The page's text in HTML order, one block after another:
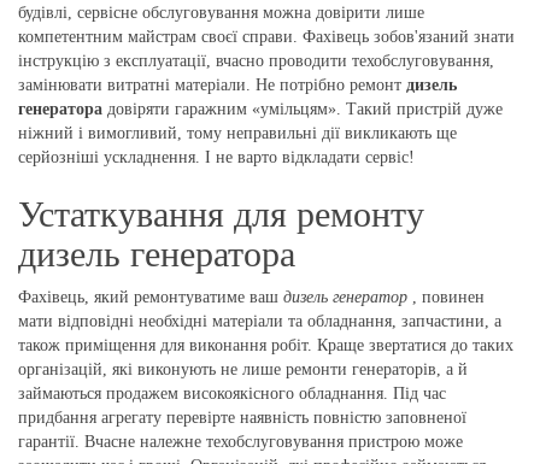
будівлі, сервісне обслуговування можна довірити лише
компетентним майстрам своєї справи. Фахівець зобов'язаний знати
інструкцію з експлуатації, вчасно проводити техобслуговування,
замінювати витратні матеріали. Не потрібно ремонт дизель
генератора довіряти гаражним «умільцям». Такий пристрій дуже
ніжний і вимогливий, тому неправильні дії викликають ще
серйозніші ускладнення. І не варто відкладати сервіс!
Устаткування для ремонту
дизель генератора
Фахівець, який ремонтуватиме ваш дизель генератор , повинен
мати відповідні необхідні матеріали та обладнання, запчастини, а
також приміщення для виконання робіт. Краще звертатися до таких
організацій, які виконують не лише ремонти генераторів, а й
займаються продажем високоякісного обладнання. Під час
придбання агрегату перевірте наявність повністю заповненої
гарантії. Вчасне належне техобслуговування пристрою може